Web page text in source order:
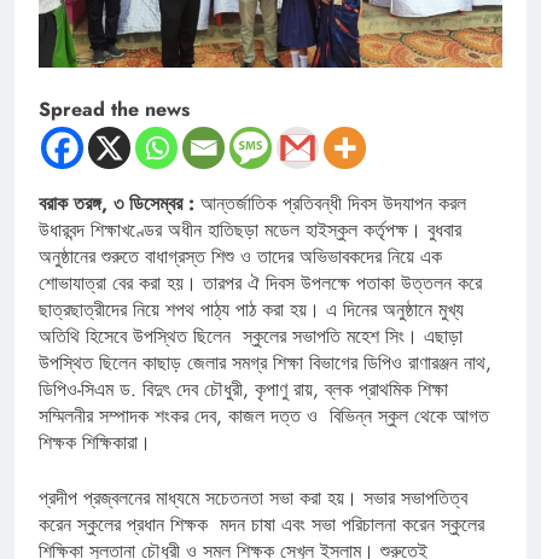
Spread the news
বরাক তরঙ্গ, ৩ ডিসেম্বর : আন্তর্জাতিক প্রতিবন্ধী দিবস উদযাপন করল
উধারবন্দ শিক্ষাখণ্ডের অধীন হাতিছড়া মডেল হাইস্কুল কর্তৃপক্ষ। বুধবার
অনুষ্ঠানের শুরুতে বাধাগ্রস্ত শিশু ও তাদের অভিভাবকদের নিয়ে এক
শোভাযাত্রা বের করা হয়। তারপর ঐ দিবস উপলক্ষে পতাকা উত্তলন করে
ছাত্রছাত্রীদের নিয়ে শপথ পাঠ্য পাঠ করা হয়। এ দিনের অনুষ্ঠানে মুখ্য
অতিথি হিসেবে উপস্থিত ছিলেন স্কুলের সভাপতি মহেশ সিং। এছাড়া
উপস্থিত ছিলেন কাছাড় জেলার সমগ্র শিক্ষা বিভাগের ডিপিও রাণারঞ্জন নাথ,
ডিপিও-সিএম ড. বিদুৎ দেব চৌধুরী, কৃপাণু রায়, ব্লক প্রাথমিক শিক্ষা
সম্মিলনীর সম্পাদক শংকর দেব, কাজল দত্ত ও বিভিন্ন স্কুল থেকে আগত
শিক্ষক শিক্ষিকারা।
প্রদীপ প্রজ্বলনের মাধ্যমে সচেতনতা সভা করা হয়। সভার সভাপতিত্ব
করেন স্কুলের প্রধান শিক্ষক মদন চাষা এবং সভা পরিচালনা করেন স্কুলের
শিক্ষিকা সুলতানা চৌধুরী ও সমল শিক্ষক সেখুল ইসলাম। শুরুতেই